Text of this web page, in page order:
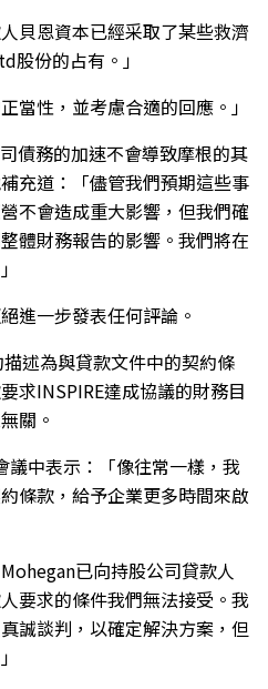
貝恩資本已經采取了某些救濟
股份的占有。」
當性，並考慮合適的回應。」
債務的加速不會導致摩根的其
充道：「儘管我們預期這些事
不會造成重大影響，但我們確
體財務報告的影響。我們將在
進一步發表任何評論。
述為與貸款文件中的契約條
求INSPIRE達成協議的財務目
關。
議中表示：「像往常一樣，我
條款，給予企業更多時間來啟
已向持股公司貸款人
要求的條件我們無法接受。我
誠談判，以確定解決方案，但